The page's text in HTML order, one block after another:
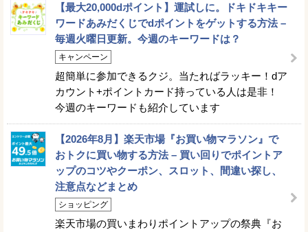
【最大20,000dポイント】運試しに。ドキドキキー
ワードあみだくじでdポイントをゲットする方法 –
毎週火曜日更新。今週のキーワードは？
キャンペーン
超簡単に参加できるクジ。当たればラッキー！dア
カウント+ポイントカード持っている人は是非！
今週のキーワードも紹介しています
【2026年8月】楽天市場『お買い物マラソン』で
おトクに買い物する方法 – 買い回りでポイントア
ップのコツやクーポン、スロット、間違い探し、
注意点などまとめ
ショッピング
楽天市場の買いまわりポイントアップの祭典『お